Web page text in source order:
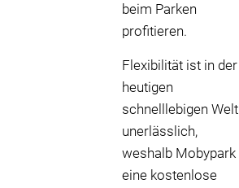
beim Parken
profitieren.
Flexibilität ist in der
heutigen
schnelllebigen Welt
unerlässlich,
weshalb Mobypark
eine kostenlose